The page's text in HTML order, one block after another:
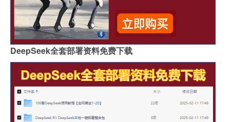
DeepSeek全套部署资料免费下载